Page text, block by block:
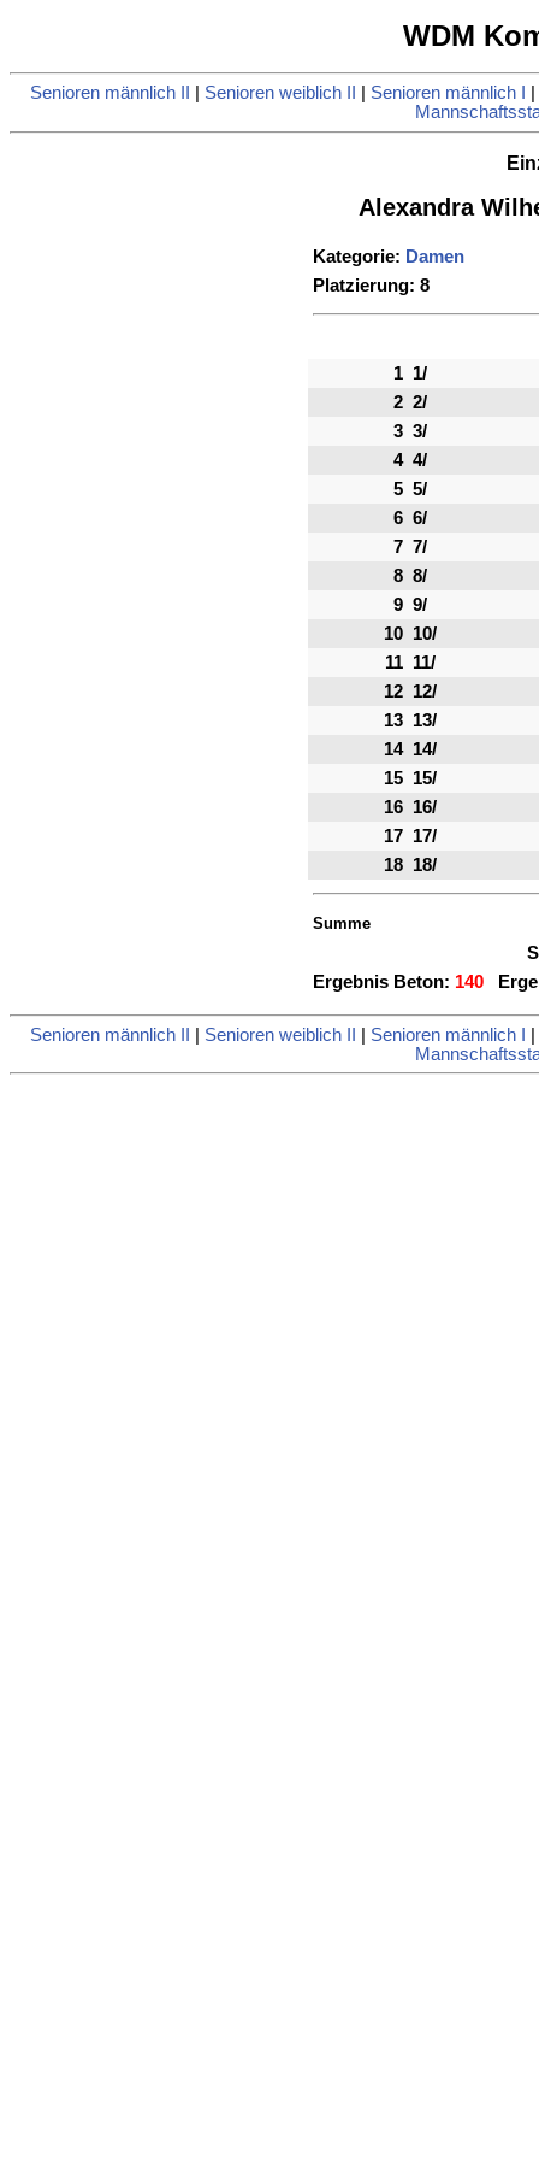
WDM
Senioren männlich II Senioren weiblich II Senioren männlich I
Alexandra
Kategorie: Damen
Platzierung: 8
1 1/
2 2/
3 3/
4 4/
5 5/
6 6/
7 7/
8 8/
9 9/
10 10/
11 11/
12 12/
13 13/
14 14/
15 15/
16 16/
17 17/
18 18/
Summe
Ergebnis Beton: 140
Senioren männlich II Senioren weiblich II Senioren männlich I